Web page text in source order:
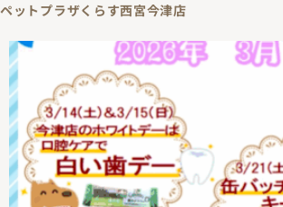
ペットプラザくらす西宮今津店